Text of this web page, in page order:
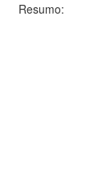
Resumo: